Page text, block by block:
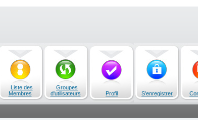
Liste des
Membres
Groupes
d'utilisateurs
Profil S'enregistrer